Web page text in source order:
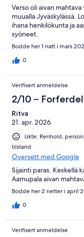
Verso oli aivan
muualla Jyväskylässä.
ihana henkilökunta ja
syöneet.
Bodde her 1 natt i mars
0
Verifisert anmeldelse
2/10 –
Ritva
21. apr. 2026
Likte: Renhold,
tilstand
Oversett med Google
Sijainti paras. Keskellä
Aamupala aivan
Bodde her 2 netter i april
0
Verifisert anmeldelse